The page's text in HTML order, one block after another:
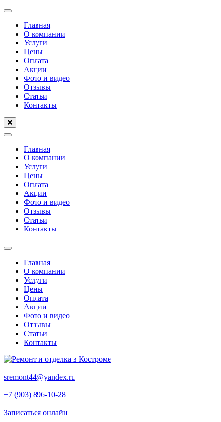
Перейти
содержимому
(нажмите
Enter)
Главная
О компании
Услуги
Цены
Оплата
Акции
Фото и видео
Отзывы
Статьи
Контакты
Главная
О компании
Услуги
Цены
Оплата
Акции
Фото и видео
Отзывы
Статьи
Контакты
Главная
О компании
Услуги
Цены
Оплата
Акции
Фото и видео
Отзывы
Статьи
Контакты
sremont44@yandex.ru
+7 (903) 896-10-28
Записаться онлайн